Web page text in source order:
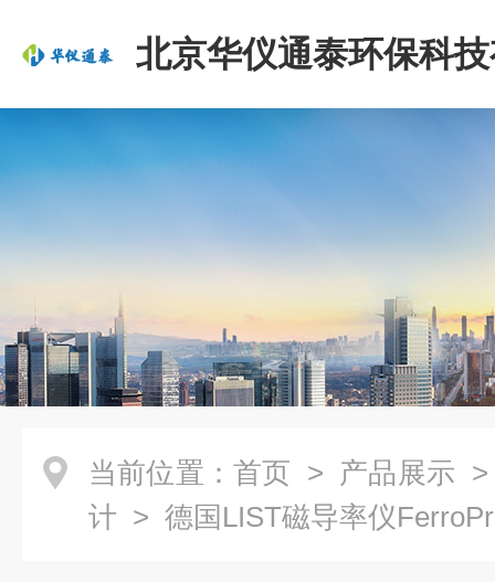
北京华仪通泰环保科
司
当前位置： 首页 > 产品展示
计 > 德国LIST磁导率仪